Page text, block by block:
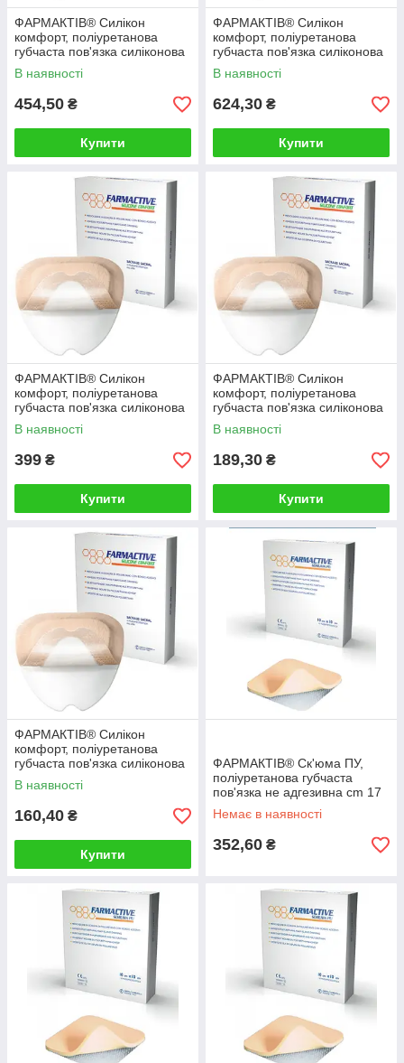
ФАРМАКТІВ® Силікон
комфорт, поліуретанова
губчаста пов'язка силіконова
адгезивна з бортом на
крижову ділянку
В наявності
454,50 ₴
Купити
ФАРМАКТІВ® Силікон
комфорт, поліуретанова
губчаста пов'язка силіконова
адгезивна з бортом cm 20 x
20
В наявності
624,30 ₴
Купити
ФАРМАКТІВ® Силікон
комфорт, поліуретанова
губчаста пов'язка силіконова
адгезивна з бортом cm 15 x
15
В наявності
399 ₴
Купити
ФАРМАКТІВ® Силікон
комфорт, поліуретанова
губчаста пов'язка силіконова
адгезивна з бортом cm 10 x
10
В наявності
189,30 ₴
Купити
ФАРМАКТІВ® Силікон
комфорт, поліуретанова
губчаста пов'язка силіконова
адгезивна без борта cm 10 x
10
В наявності
160,40 ₴
Купити
ФАРМАКТІВ® Ск'юма ПУ,
поліуретанова губчаста
пов'язка не адгезивна cm 17
x 17
Немає в наявності
352,60 ₴